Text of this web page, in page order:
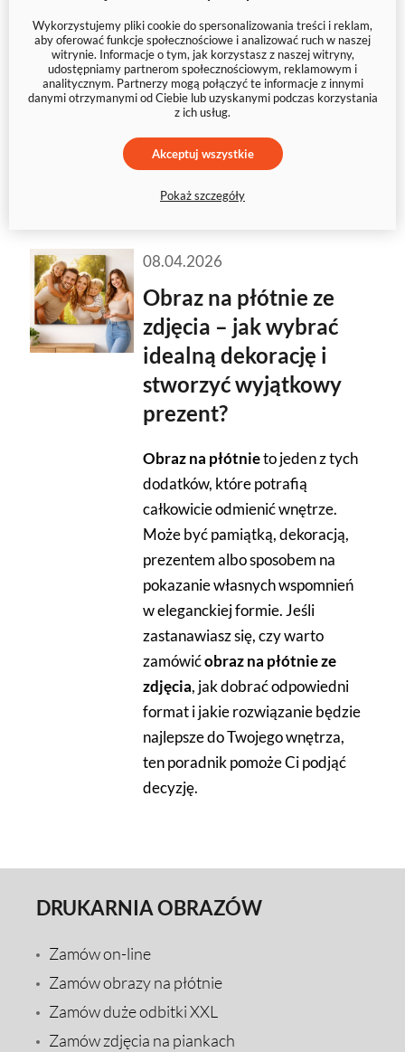
człowieka w okolice Księżyca
wydawał się czymś odległym,
niemal symbolicznym. Dziś temat
Artemis IIbudzi ogromne
zainteresowanie na całym świecie
i regularnie pojawia się w
wyszukiwarce Google.
08.04.2026
Obraz na płótnie ze
zdjęcia – jak wybrać
idealną dekorację i
stworzyć wyjątkowy
prezent?
Obraz na płótnieto jeden z tych
dodatków, które potrafią
całkowicie odmienić wnętrze.
Może być pamiątką, dekoracją,
prezentem albo sposobem na
pokazanie własnych wspomnień
w eleganckiej formie. Jeśli
zastanawiasz się, czy warto
zamówićobraz na płótnie ze
zdjęcia, jak dobrać odpowiedni
format i jakie rozwiązanie będzie
najlepsze do Twojego wnętrza,
ten poradnik pomoże Ci podjąć
decyzję.
DRUKARNIA OBRAZÓW
Zamów on-line
Zamów obrazy na płótnie
Zamów duże odbitki XXL
Zamów zdjęcia na piankach
Wykorzystujemy pliki cookie do spersonalizowania treści i reklam,
aby oferować funkcje społecznościowe i analizować ruch w naszej
witrynie. Informacje o tym, jak korzystasz z naszej witryny,
udostępniamy partnerom społecznościowym, reklamowym i
analitycznym. Partnerzy mogą połączyć te informacje z innymi
danymi otrzymanymi od Ciebie lub uzyskanymi podczas korzystania
z ich usług.
Akceptuj wszystkie
Pokaż szczegóły